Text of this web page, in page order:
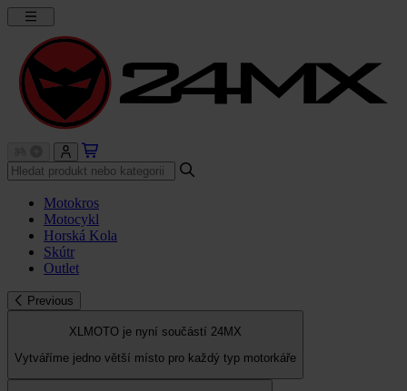
Motokros
Motocykl
Horská Kola
Skútr
Outlet
Previous
XLMOTO je nyní součástí 24MX
Vytváříme jedno větší místo pro každý typ motorkáře